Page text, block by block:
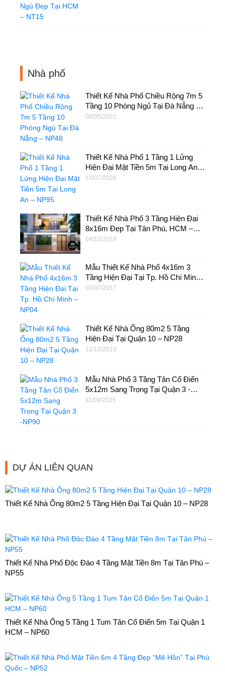
Nhà phố
Thiết Kế Nhà Phố Chiều Rộng 7m 5
Tầng 10 Phòng Ngủ Tại Đà Nẵng –
NP48
08/05/2021
Thiết Kế Nhà Phố 1 Tầng 1 Lửng
Hiện Đại Mặt Tiền 5m Tại Long An –
NP95
10/07/2026
Thiết Kế Nhà Phố 3 Tầng Hiện Đại
8x16m Đẹp Tại Tân Phú, HCM –
NP21
04/10/2019
Mẫu Thiết Kế Nhà Phố 4x16m 3
Tầng Hiện Đại Tại Tp. Hồ Chí Minh
– NP04
03/07/2017
Thiết Kế Nhà Ống 80m2 5 Tầng
Hiện Đại Tại Quận 10 – NP28
12/10/2019
Mẫu Nhà Phố 3 Tầng Tân Cổ Điển
5x12m Sang Trọng Tại Quận 3 -
NP90
11/09/2025
DỰ ÁN LIÊN QUAN
Thiết Kế Nhà Ống 80m2 5 Tầng Hiện Đại Tại Quận 10 – NP28
Thiết Kế Nhà Phố Độc Đáo 4 Tầng Mặt Tiền 8m Tại Tân Phú –
NP55
Thiết Kế Nhà Ống 5 Tầng 1 Tum Tân Cổ Điển 5m Tại Quận 1
HCM – NP60